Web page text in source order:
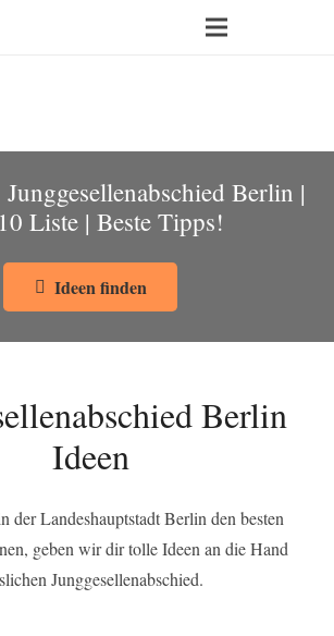
Berlin |
Liste | Beste Tipps!
Ideen finden
Berlin
Ideen
der Landeshauptstadt Berlin den besten
geben wir dir tolle Ideen an die Hand
Junggesellenabschied.